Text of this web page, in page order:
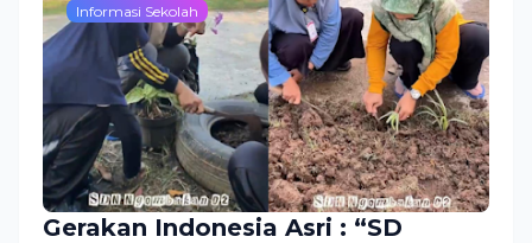
Informasi Sekolah
Gerakan Indonesia Asri : “SD